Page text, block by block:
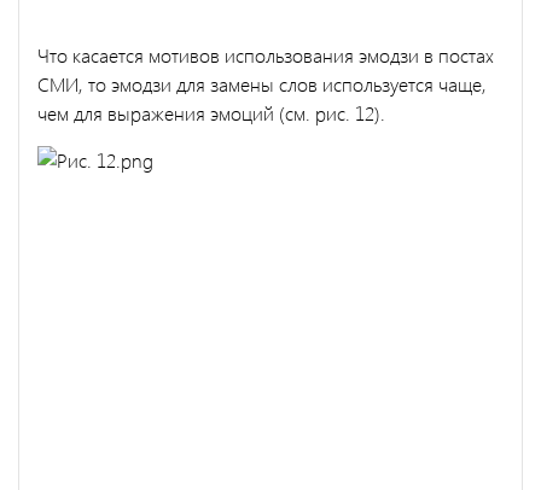
Что касается мотивов использования эмодзи в постах
СМИ, то эмодзи для замены слов используется чаще,
чем для выражения эмоций (см. рис. 12).